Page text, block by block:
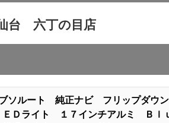
台 六丁の目店
ブソルート 純正ナビ フリップダ
Ｄライト １７インチアルミ Ｂ